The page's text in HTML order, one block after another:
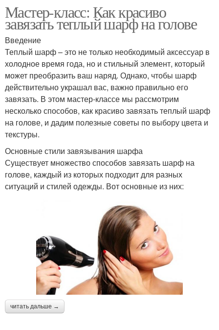
Мастер-класс: Как красиво
завязать теплый шарф на голове
Введение
Теплый шарф – это не только необходимый аксессуар в
холодное время года, но и стильный элемент, который
может преобразить ваш наряд. Однако, чтобы шарф
действительно украшал вас, важно правильно его
завязать. В этом мастер-классе мы рассмотрим
несколько способов, как красиво завязать теплый шарф
на голове, и дадим полезные советы по выбору цвета и
текстуры.
Основные стили завязывания шарфа
Существует множество способов завязать шарф на
голове, каждый из которых подходит для разных
ситуаций и стилей одежды. Вот основные из них:
читать дальше →